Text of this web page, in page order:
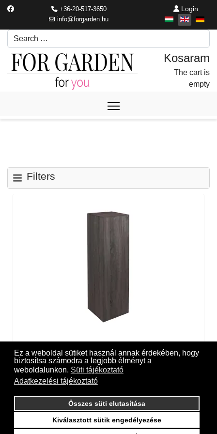
Ez a weboldal sütiket használ annak érdekében, hogy
biztosítsa számodra a legjobb élményt a
weboldalunkon. Süti tájékoztató
Adatkezelési tájékoztató
Összes süti elutasítása
Kiválasztott sütik engedélyezése
+36-20-517-3650
info@forgarden.hu
Login
Search
Írjon be egy keresési kifejezést.
The cart is
empty
Filters
Expo column smoked oak
Online payment on our website with the support of CIB Bank